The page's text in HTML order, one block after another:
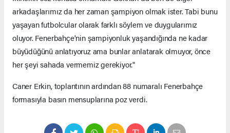
arkadaşlarımız da her zaman şampiyon olmak ister. Tabi bunu
yaşayan futbolcular olarak farklı söylem ve duygularımız
oluyor. Fenerbahçe'nin şampiyonluk yaşandığında ne kadar
büyüdüğünü anlatıyoruz ama bunlar anlatarak olmuyor, önce
her şeyi sahada vermemiz gerekiyor."
Caner Erkin, toplantının ardından 88 numaralı Fenerbahçe
formasıyla basın mensuplarına poz verdi.